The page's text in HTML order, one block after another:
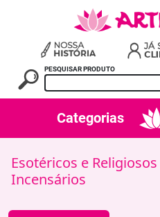
PESQUISAR PRODUTO
Categorias
Esotéricos e Religiosos
Incensários